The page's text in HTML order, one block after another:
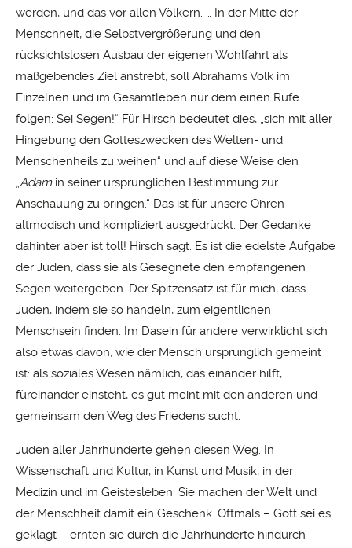
werden, und das vor allen Völkern. … In der Mitte der
Menschheit, die Selbstvergrößerung und den
rücksichtslosen Ausbau der eigenen Wohlfahrt als
maßgebendes Ziel anstrebt, soll Abrahams Volk im
Einzelnen und im Gesamtleben nur dem einen Rufe
folgen: Sei Segen!“ Für Hirsch bedeutet dies, „sich mit aller
Hingebung den Gotteszwecken des Welten- und
Menschenheils zu weihen“ und auf diese Weise den
„Adamin seiner ursprünglichen Bestimmung zur
Anschauung zu bringen.“ Das ist für unsere Ohren
altmodisch und kompliziert ausgedrückt. Der Gedanke
dahinter aber ist toll! Hirsch sagt: Es ist die edelste Aufgabe
der Juden, dass sie als Gesegnete den empfangenen
Segen weitergeben. Der Spitzensatz ist für mich, dass
Juden, indem sie so handeln, zum eigentlichen
Menschsein finden. Im Dasein für andere verwirklicht sich
also etwas davon, wie der Mensch ursprünglich gemeint
ist: als soziales Wesen nämlich, das einander hilft,
füreinander einsteht, es gut meint mit den anderen und
gemeinsam den Weg des Friedens sucht.
Juden aller Jahrhunderte gehen diesen Weg. In
Wissenschaft und Kultur, in Kunst und Musik, in der
Medizin und im Geistesleben. Sie machen der Welt und
der Menschheit damit ein Geschenk. Oftmals – Gott sei es
geklagt – ernten sie durch die Jahrhunderte hindurch